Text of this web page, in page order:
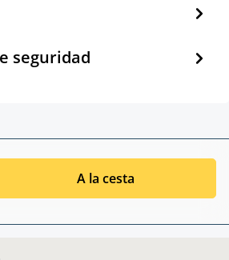
seguridad
A la cesta